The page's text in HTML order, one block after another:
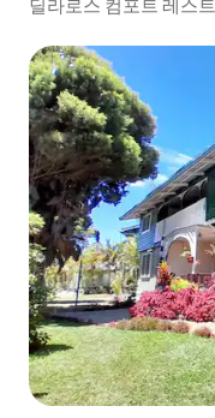
딜라로스 컴포트 레스트